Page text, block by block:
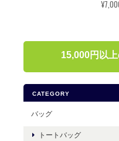
15,000円以
CATEGORY
バッグ
トートバッグ